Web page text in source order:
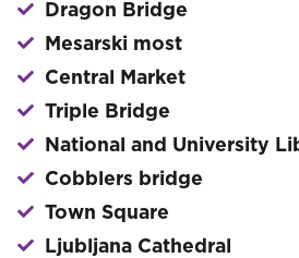
Dragon Bridge
Mesarski most
Central Market
Triple Bridge
National and University
Cobblers bridge
Town Square
Ljubljana Cathedral